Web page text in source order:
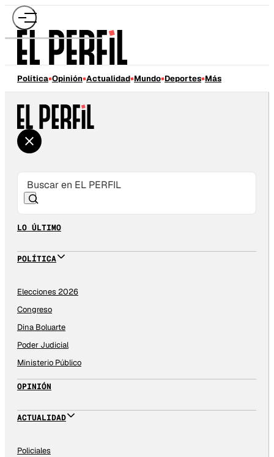
Política Opinión Actualidad Mundo Deportes Más
LO ÚLTIMO
POLÍTICA
Elecciones 2026
Congreso
Dina Boluarte
Poder Judicial
Ministerio Público
OPINIÓN
ACTUALIDAD
Policiales